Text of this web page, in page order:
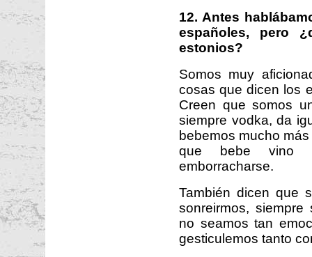
12. Antes
españoles, pero
estonios?
Somos muy
cosas que dicen los
Creen que somos
siempre vodka, da
bebemos mucho
que bebe vino
emborracharse.
También dicen que
sonreirmos,
no seamos tan
gesticulemos tanto